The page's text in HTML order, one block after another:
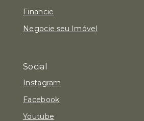
Financie
Negocie seu Imóvel
Social
Instagram
Facebook
Youtube